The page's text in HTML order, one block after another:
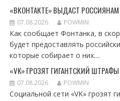
«ВКОНТАКТЕ» ВЫДАСТ
07.08.2026 POWMIN
Как сообщает Фонтанка, в
будет предоставлять
которые собирает о них....
«VK» ГРОЗЯТ ГИГАНТСКИЙ ШТРАФЫ
07.08.2026 POWMIN
Социальной сети «VK» грозят